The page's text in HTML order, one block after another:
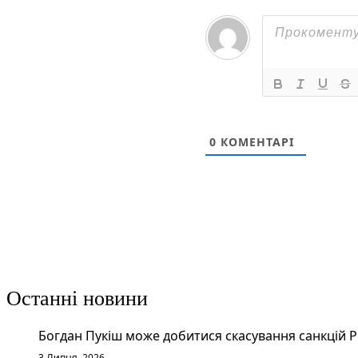
0 КОМЕНТАРІ
Останні новини
Богдан Пукіш може добитися скасування санкцій